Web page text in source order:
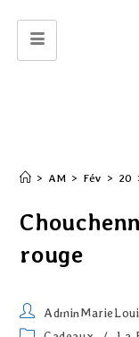
> AM > Fév > 20
rouge